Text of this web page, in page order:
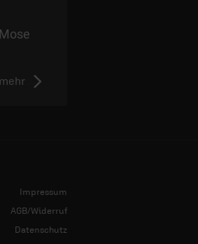
mehr
Impressum
AGB/Widerruf
Datenschutz